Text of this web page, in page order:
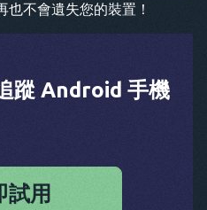
不會遺失您的裝置！
蹤 Android 手機
試用